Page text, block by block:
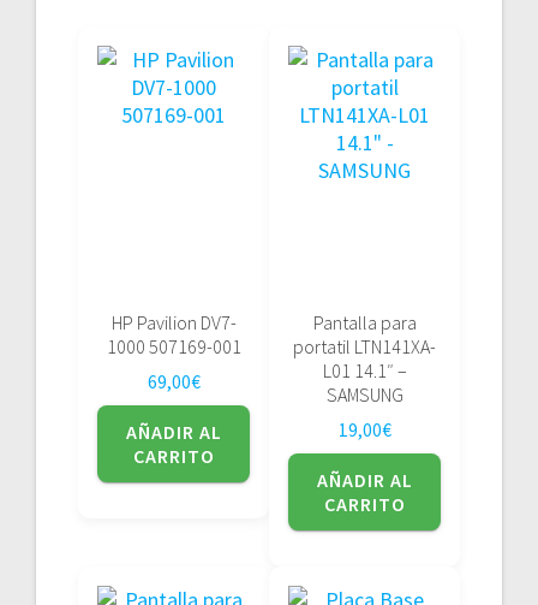
HP Pavilion DV7-
1000 507169-001
69,00€
AÑADIR AL
CARRITO
Pantalla para
portatil LTN141XA-
L01 14.1″ –
SAMSUNG
19,00€
AÑADIR AL
CARRITO